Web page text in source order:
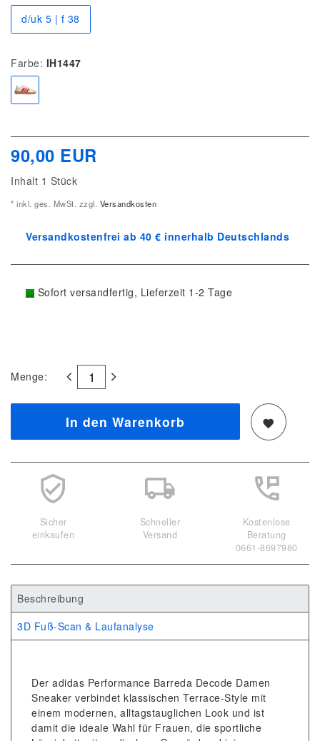
d/uk 5 | f 38
Farbe: IH1447
90,00 EUR
Inhalt 1 Stück
* inkl. ges. MwSt. zzgl. Versandkosten
Versandkostenfrei ab 40 € innerhalb Deutschlands
Sofort versandfertig, Lieferzeit 1-2 Tage
Menge:
In den Warenkorb
Sicher
einkaufen
Schneller
Versand
Kostenlose
Beratung
0661-8697980
Beschreibung
3D Fuß-Scan & Laufanalyse
Der adidas Performance Barreda Decode Damen
Sneaker verbindet klassischen Terrace-Style mit
einem modernen, alltagstauglichen Look und ist
damit die ideale Wahl für Frauen, die sportliche